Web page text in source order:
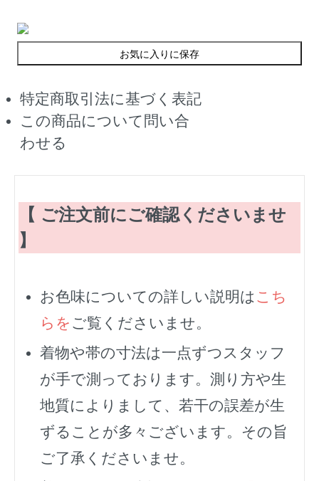
お気に入りに保存
特定商取引法に基づく表記
この商品について問い合
わせる
【 ご注文前にご確認くださいませ
】
お色味についての詳しい説明は こち
らを ご覧くださいませ。
着物や帯の寸法は一点ずつスタッフ
が手で測っております。測り方や生
地質によりまして、若干の誤差が生
ずることが多々ございます。その旨
ご了承くださいませ。